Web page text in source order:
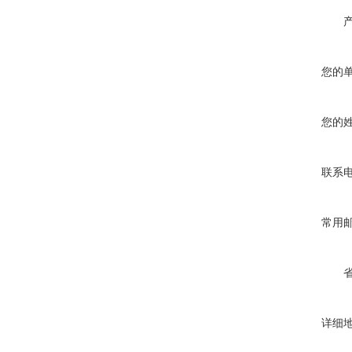
您的
您的
联系
常用
详细